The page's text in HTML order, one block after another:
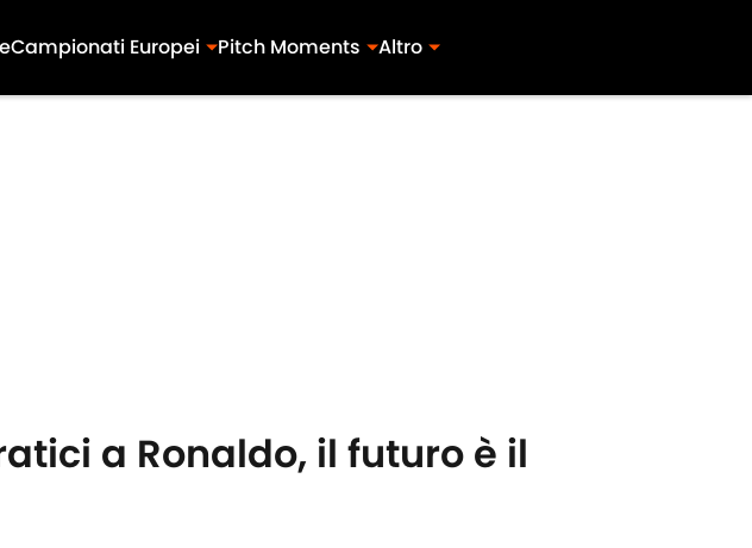
Campionati Europei Pitch Moments Altro
a Ronaldo, il futuro è il